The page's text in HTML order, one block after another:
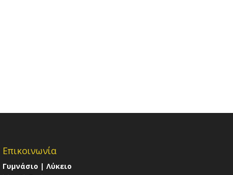
Επικοινωνία
Γυμνάσιο | Λύκειο